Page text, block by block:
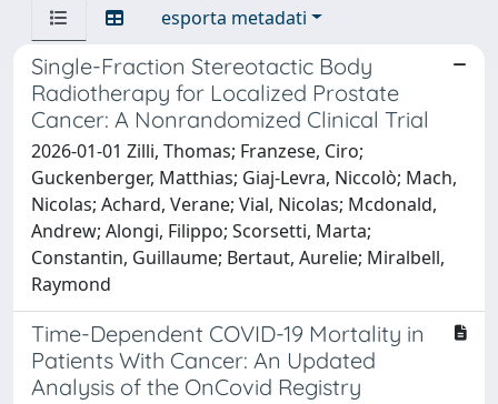
esporta metadati
Single-Fraction Stereotactic Body
Radiotherapy for Localized Prostate
Cancer: A Nonrandomized Clinical Trial
2026-01-01 Zilli, Thomas; Franzese, Ciro;
Guckenberger, Matthias; Giaj-Levra, Niccolò; Mach,
Nicolas; Achard, Verane; Vial, Nicolas; Mcdonald,
Andrew; Alongi, Filippo; Scorsetti, Marta;
Constantin, Guillaume; Bertaut, Aurelie; Miralbell,
Raymond
Time-Dependent COVID-19 Mortality in
Patients With Cancer: An Updated
Analysis of the OnCovid Registry